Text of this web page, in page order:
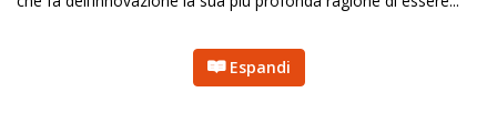
Espandi